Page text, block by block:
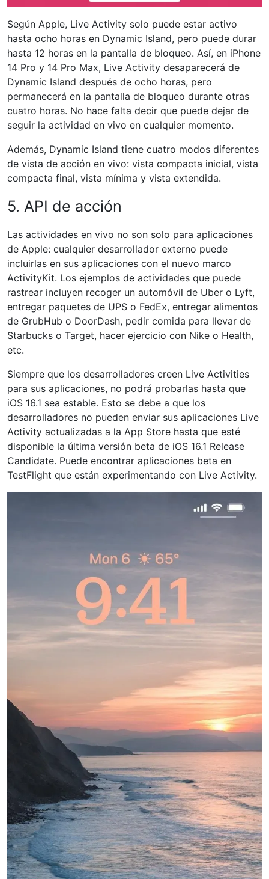
Según Apple, Live Activity solo puede estar activo
hasta ocho horas en Dynamic Island, pero puede durar
hasta 12 horas en la pantalla de bloqueo. Así, en iPhone
14 Pro y 14 Pro Max, Live Activity desaparecerá de
Dynamic Island después de ocho horas, pero
permanecerá en la pantalla de bloqueo durante otras
cuatro horas. No hace falta decir que puede dejar de
seguir la actividad en vivo en cualquier momento.
Además, Dynamic Island tiene cuatro modos diferentes
de vista de acción en vivo: vista compacta inicial, vista
compacta final, vista mínima y vista extendida.
5. API de acción
Las actividades en vivo no son solo para aplicaciones
de Apple: cualquier desarrollador externo puede
incluirlas en sus aplicaciones con el nuevo marco
ActivityKit. Los ejemplos de actividades que puede
rastrear incluyen recoger un automóvil de Uber o Lyft,
entregar paquetes de UPS o FedEx, entregar alimentos
de GrubHub o DoorDash, pedir comida para llevar de
Starbucks o Target, hacer ejercicio con Nike o Health,
etc.
Siempre que los desarrolladores creen Live Activities
para sus aplicaciones, no podrá probarlas hasta que
iOS 16.1 sea estable. Esto se debe a que los
desarrolladores no pueden enviar sus aplicaciones Live
Activity actualizadas a la App Store hasta que esté
disponible la última versión beta de iOS 16.1 Release
Candidate. Puede encontrar aplicaciones beta en
TestFlight que están experimentando con Live Activity.